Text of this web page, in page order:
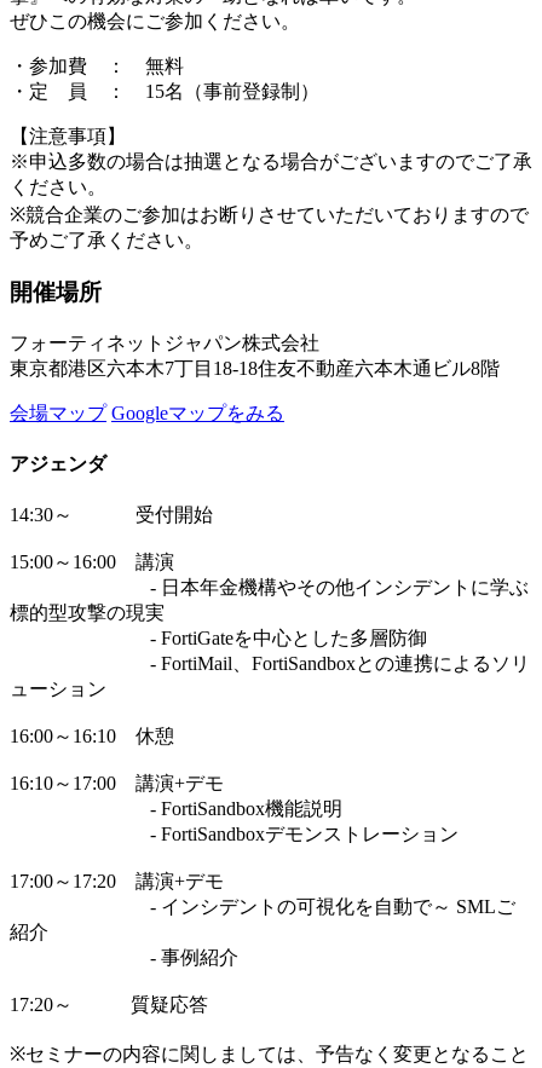
ぜひこの機会にご参加ください。
・参加費 ： 無料
・定 員 ： 15名（事前登録制）
【注意事項】
※申込多数の場合は抽選となる場合がございますのでご了承
ください。
※競合企業のご参加はお断りさせていただいておりますので
予めご了承ください。
開催場所
フォーティネットジャパン株式会社
東京都港区六本木7丁目18-18住友不動産六本木通ビル8階
会場マップ Googleマップをみる
アジェンダ
14:30～ 受付開始
15:00～16:00 講演
- 日本年金機構やその他インシデントに学ぶ
標的型攻撃の現実
- FortiGateを中心とした多層防御
- FortiMail、FortiSandboxとの連携によるソリ
ューション
16:00～16:10 休憩
16:10～17:00 講演+デモ
- FortiSandbox機能説明
- FortiSandboxデモンストレーション
17:00～17:20 講演+デモ
- インシデントの可視化を自動で～ SMLご
紹介
- 事例紹介
17:20～ 質疑応答
※セミナーの内容に関しましては、予告なく変更となること